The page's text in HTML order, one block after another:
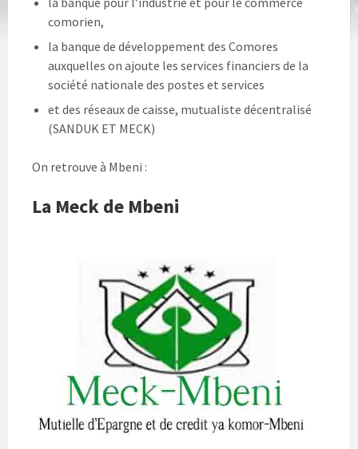
comorien,
la banque de développement des Comores
auxquelles on ajoute les services financiers de la
société nationale des postes et services
et des réseaux de caisse, mutualiste décentralisé
(SANDUK ET MECK)
On retrouve à Mbeni :
La Meck de Mbeni